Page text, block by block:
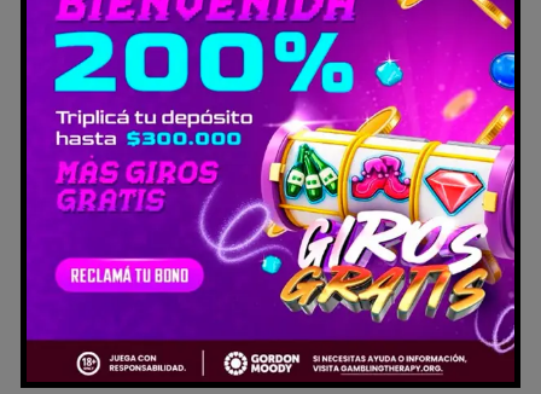
networking.
Planifica logística : Elige fechas (fines de semana),
4-8 pistas para 32-64 jugadores, y duración de 4-6
horas.
Maneja inscripciones
: Usa apps como Playtomic
para reservas; promociona vía redes y emails con
incentivos como palas de prueba.
Prepara infraestructura: Incluye botiquín, árbitros,
monitores y una zona de hospitalidad con agua y
Ejecuta y evalúa : Transmite puntuaciones en vivo,